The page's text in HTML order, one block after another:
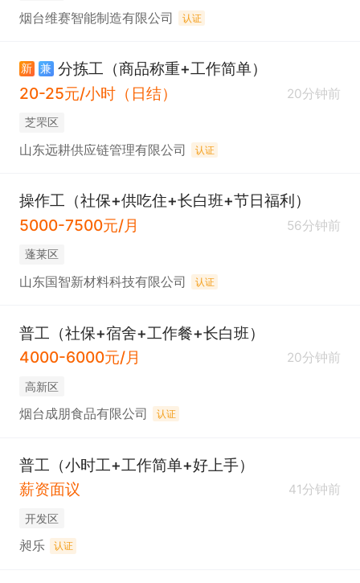
烟台维赛智能制造有限公司 认证
新 兼 分拣工（商品称重+工作简单）
20-25元/小时（日结）
20分钟前
芝罘区
山东远耕供应链管理有限公司 认证
操作工（社保+供吃住+长白班+节日福利）
5000-7500元/月
56分钟前
蓬莱区
山东国智新材料科技有限公司 认证
普工（社保+宿舍+工作餐+长白班）
4000-6000元/月
20分钟前
高新区
烟台成朋食品有限公司 认证
普工（小时工+工作简单+好上手）
薪资面议
41分钟前
开发区
昶乐 认证